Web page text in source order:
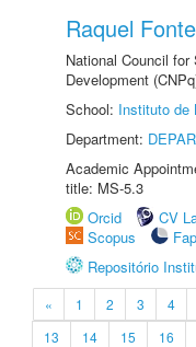
Raquel
National Council
Development
School: Instituto de
Department:
Academic
title: MS-5.3
Orcid
CV
Scopus
Repositório
« 1 2 3 4
13
14 15 16